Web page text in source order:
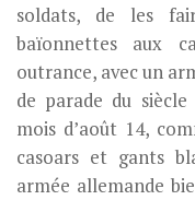
soldats, de les
baïonnettes aux
outrance, avec un
de parade du
mois d’août 14,
casoars et gants
armée allemande